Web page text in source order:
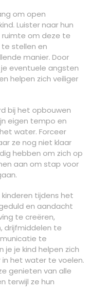
om open
Luister naar hun
om deze te
stellen en
manier. Door
eventuele angsten
helpen zich veiliger
bij het opbouwen
eigen tempo en
water. Forceer
ze nog niet klaar
hebben om zich op
aan om stap voor
tijdens het
en aandacht
te creëren,
drijfmiddelen te
te
je je kind helpen zich
het water te voelen.
genieten van alle
terwijl ze hun